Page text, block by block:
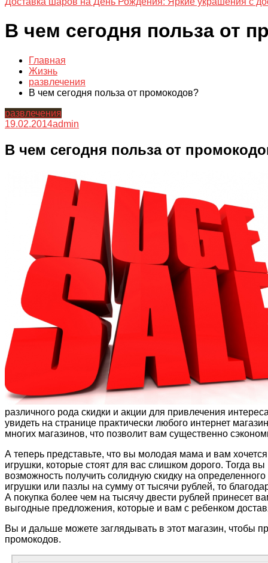
В чем сегодня польза от
Главная
Жизнь
развлечения
В чем сегодня польза от промокодов?
развлечения
19.02.2014admin
В чем сегодня польза от
различного рода скидки и акции для привлечения
увидеть на странице практически любого интернет
многих магазинов, что позволит вам существенно
А теперь представьте, что вы молодая мама и вам
игрушки, которые стоят для вас слишком дорого. Тогда
возможность получить солидную скидку на
игрушки или пазлы на сумму от тысячи рублей, то
А покупка более чем на тысячу двести рублей принесет
выгодные предложения, которые и вам с ребенком
Вы и дальше можете заглядывать в этот магазин, чтобы
промокодов.